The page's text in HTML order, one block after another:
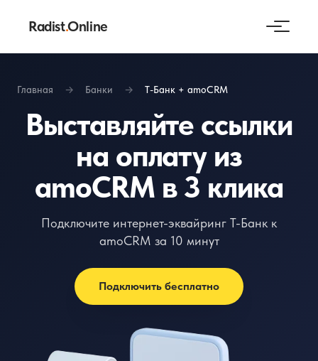
Radist.Online
Главная → Банки → Т-Банк + amoCRM
Выставляйте ссылки
на оплату из
amoCRM в 3 клика
Подключите интернет-эквайринг Т-Банк к
amoCRM за 10 минут
Подключить бесплатно